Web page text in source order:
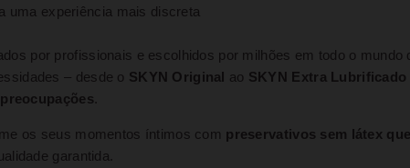
uma experiência mais discreta
por profissionais e escolhidos por milhões em todo o mundo
– desde o SKYN Original ao SKYN Extra Lubrificado
os seus momentos íntimos com preservativos sem látex
garantida.